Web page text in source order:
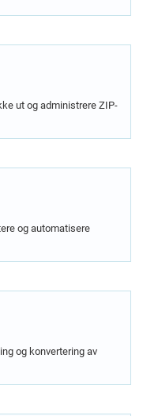
ut og administrere ZIP-
og automatisere
og konvertering av